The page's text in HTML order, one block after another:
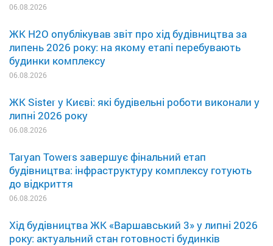
06.08.2026
ЖК H2O опублікував звіт про хід будівництва за
липень 2026 року: на якому етапі перебувають
будинки комплексу
06.08.2026
ЖК Sister у Києві: які будівельні роботи виконали у
липні 2026 року
06.08.2026
Taryan Towers завершує фінальний етап
будівництва: інфраструктуру комплексу готують
до відкриття
06.08.2026
Хід будівництва ЖК «Варшавський 3» у липні 2026
року: актуальний стан готовності будинків